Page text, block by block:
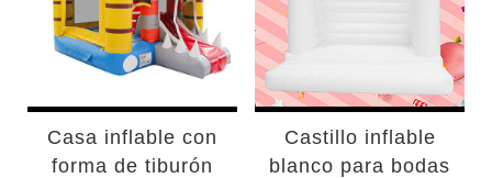
Casa inflable con
forma de tiburón
Castillo inflable
blanco para bodas